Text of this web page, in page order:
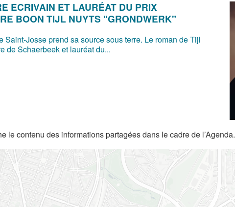
ECRIVAIN ET LAURÉAT DU PRIX
BOON TIJL NUYTS "GRONDWERK"
Saint-Josse prend sa source sous terre. Le roman de Tijl
de Schaerbeek et lauréat du...
contenu des informations partagées dans le cadre de l’Agenda.